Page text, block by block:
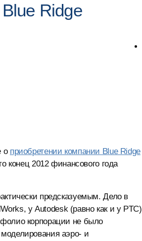
Ridge
о приобретении компании Blue Ridge
конец 2012 финансового года
предсказуемым. Дело в
у Autodesk (равно как и у PTC)
корпорации не было
аэро- и